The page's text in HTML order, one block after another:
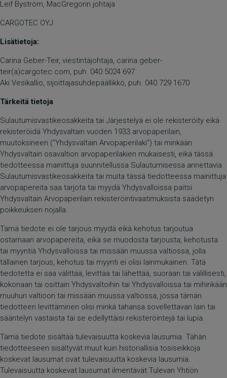
Leif Byström, MacGregorin johtaja
CARGOTEC OYJ
Lisätietoja:
Carina Geber-Teir, viestintäjohtaja, carina.geber-
teir(a)cargotec.com, puh. 040 5024 697
Aki Vesikallio, sijoittajasuhdepäällikkö, puh. 040 729 1670
Tärkeitä tietoja
Sulautumisvastikeosakkeita tai Järjestelyä ei ole rekisteröity eikä
rekisteröidä Yhdysvaltain vuoden 1933 arvopaperilain,
muutoksineen (”Yhdysvaltain Arvopaperilaki”) tai minkään
Yhdysvaltain osavaltion arvopaperilakien mukaisesti, eikä tässä
tiedotteessa mainittuja suunnitellussa Sulautumisessa annettavia
Sulautumisvastikeosakkeita tai muita tässä tiedotteessa mainittuja
arvopapereita saa tarjota tai myydä Yhdysvalloissa paitsi
Yhdysvaltain Arvopaperilain rekisteröintivaatimuksista säädetyn
poikkeuksen nojalla.
Tämä tiedote ei ole tarjous myydä eikä kehotus tarjoutua
ostamaan arvopapereita, eikä se muodosta tarjousta, kehotusta
tai myyntiä Yhdysvalloissa tai missään muussa valtiossa, jolla
tällainen tarjous, kehotus tai myynti ei olisi lainmukainen. Tätä
tiedotetta ei saa välittää, levittää tai lähettää, suoraan tai välillisesti,
kokonaan tai osittain Yhdysvaltoihin tai Yhdysvalloissa tai mihinkään
muuhun valtioon tai missään muussa valtiossa, jossa tämän
tiedotteen levittäminen olisi minkä tahansa sovellettavan lain tai
sääntelyn vastaista tai se edellyttäisi rekisteröintejä tai lupia.
Tämä tiedote sisältää tulevaisuutta koskevia lausumia. Tähän
tiedotteeseen sisältyvät muut kuin historiallisia tosiseikkoja
koskevat lausumat ovat tulevaisuutta koskevia lausumia.
Tulevaisuutta koskevat lausumat ilmentävät Tulevan Yhtiön